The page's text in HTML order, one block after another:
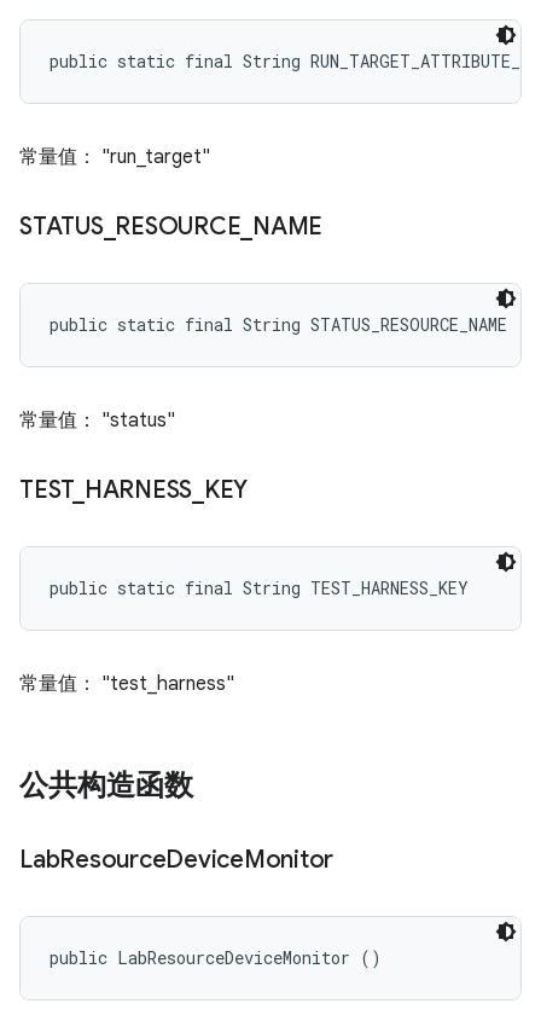
public static final String
常量值： "run_target"
STATUS_ RESOURCE NAME
public static final String STATUS_RESOURCE_NAME
常量值： "status"
TEST_ HARNESS KEY
public static final String TEST_HARNESS_KEY
常量值： "test_harness"
公共构造函数
LabResourceDeviceMonitor
public LabResourceDeviceMonitor ()